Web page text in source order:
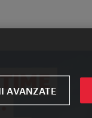
AVANZATE